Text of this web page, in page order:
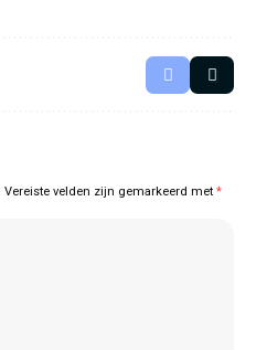
Vereiste velden zijn gemarkeerd met *